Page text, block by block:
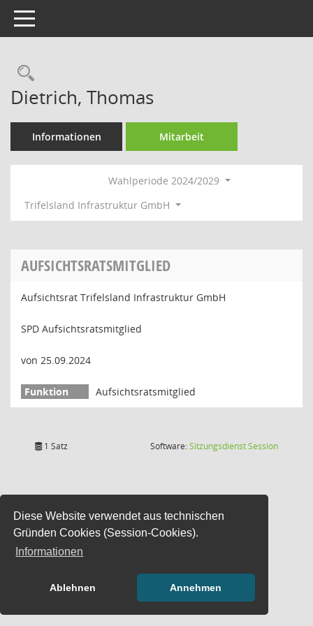
Diese Website verwendet aus technischen
Gründen Cookies (Session-Cookies).
Informationen
Ablehnen Annehmen
Toggle navigation
Rechercheauswahl
Dietrich, Thomas
Informationen Mitarbeit
Wahlperiode 2024/2029
Trifelsland Infrastruktur GmbH
AUFSICHTSRATSMITGLIED
Aufsichtsrat Trifelsland Infrastruktur GmbH
SPD Aufsichtsratsmitglied
von 25.09.2024
Aufsichtsratsmitglied
1 Satz Software:SitzungsdienstSession(Wird in